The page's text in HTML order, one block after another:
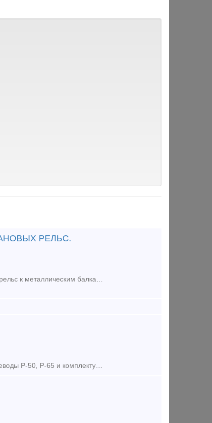
РЕЛЬС.
Предложение (продажа) Производитель креплений для всех типов крановых рельс к металлическим балкам и бетонным основаниям по ТУ и ГОСТ 24741-81. Планка Прижим
Предложение (продажа) Поставляем из наличия и под заказ стрелочные переводы Р-50, Р-65 и комплектующие разных проектов, новые, с хранения, б/у, восстановленны